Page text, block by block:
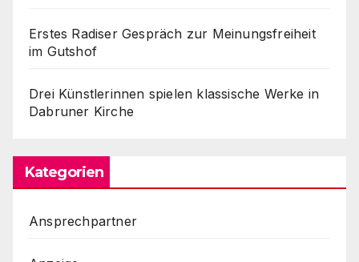
Erstes Radiser Gespräch zur Meinungsfreiheit
im Gutshof
Drei Künstlerinnen spielen klassische Werke in
Dabruner Kirche
Kategorien
Ansprechpartner